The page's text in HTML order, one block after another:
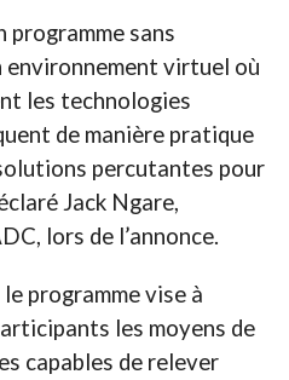
programme sans
virtuel où
les technologies
de manière pratique
percutantes pour
Jack Ngare,
lors de l’annonce.
le programme vise à
les moyens de
capables de relever